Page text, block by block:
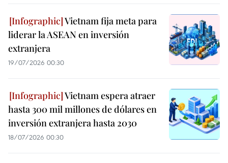
Vietnam fija meta para
liderar la ASEAN en inversión
extranjera
19/07/2026 00:30
Vietnam espera atraer
hasta 300 mil millones de dólares en
inversión extranjera hasta 2030
18/07/2026 00:30